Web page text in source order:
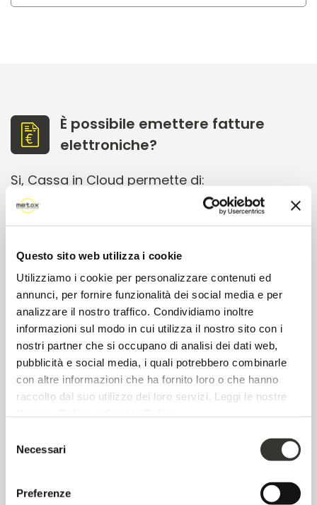
Questo sito web utilizza i cookie
Utilizziamo i cookie per personalizzare contenuti ed
annunci, per fornire funzionalità dei social media e per
analizzare il nostro traffico. Condividiamo inoltre
informazioni sul modo in cui utilizza il nostro sito con i
nostri partner che si occupano di analisi dei dati web,
pubblicità e social media, i quali potrebbero combinarle
con altre informazioni che ha fornito loro o che hanno
raccolto dal suo utilizzo dei loro servizi. Leggi le nostre
delNecessari
Preferenze
È possibile emettere fatture
elettroniche?
Si, Cassa in Cloud permette di:
registrare le anagrafiche delle aziende –
inserire la partita iva per recuperare
automaticamente i dati
emettere le fatture elettroniche
ricevere le fatture elettroniche dei fornitori
effettua anche la conservazione sostitutiva
di tutte le fatture ricevute inviate (non ti
serviranno quindi altri servizi esterni per
farlo)
clienti e farli tornare